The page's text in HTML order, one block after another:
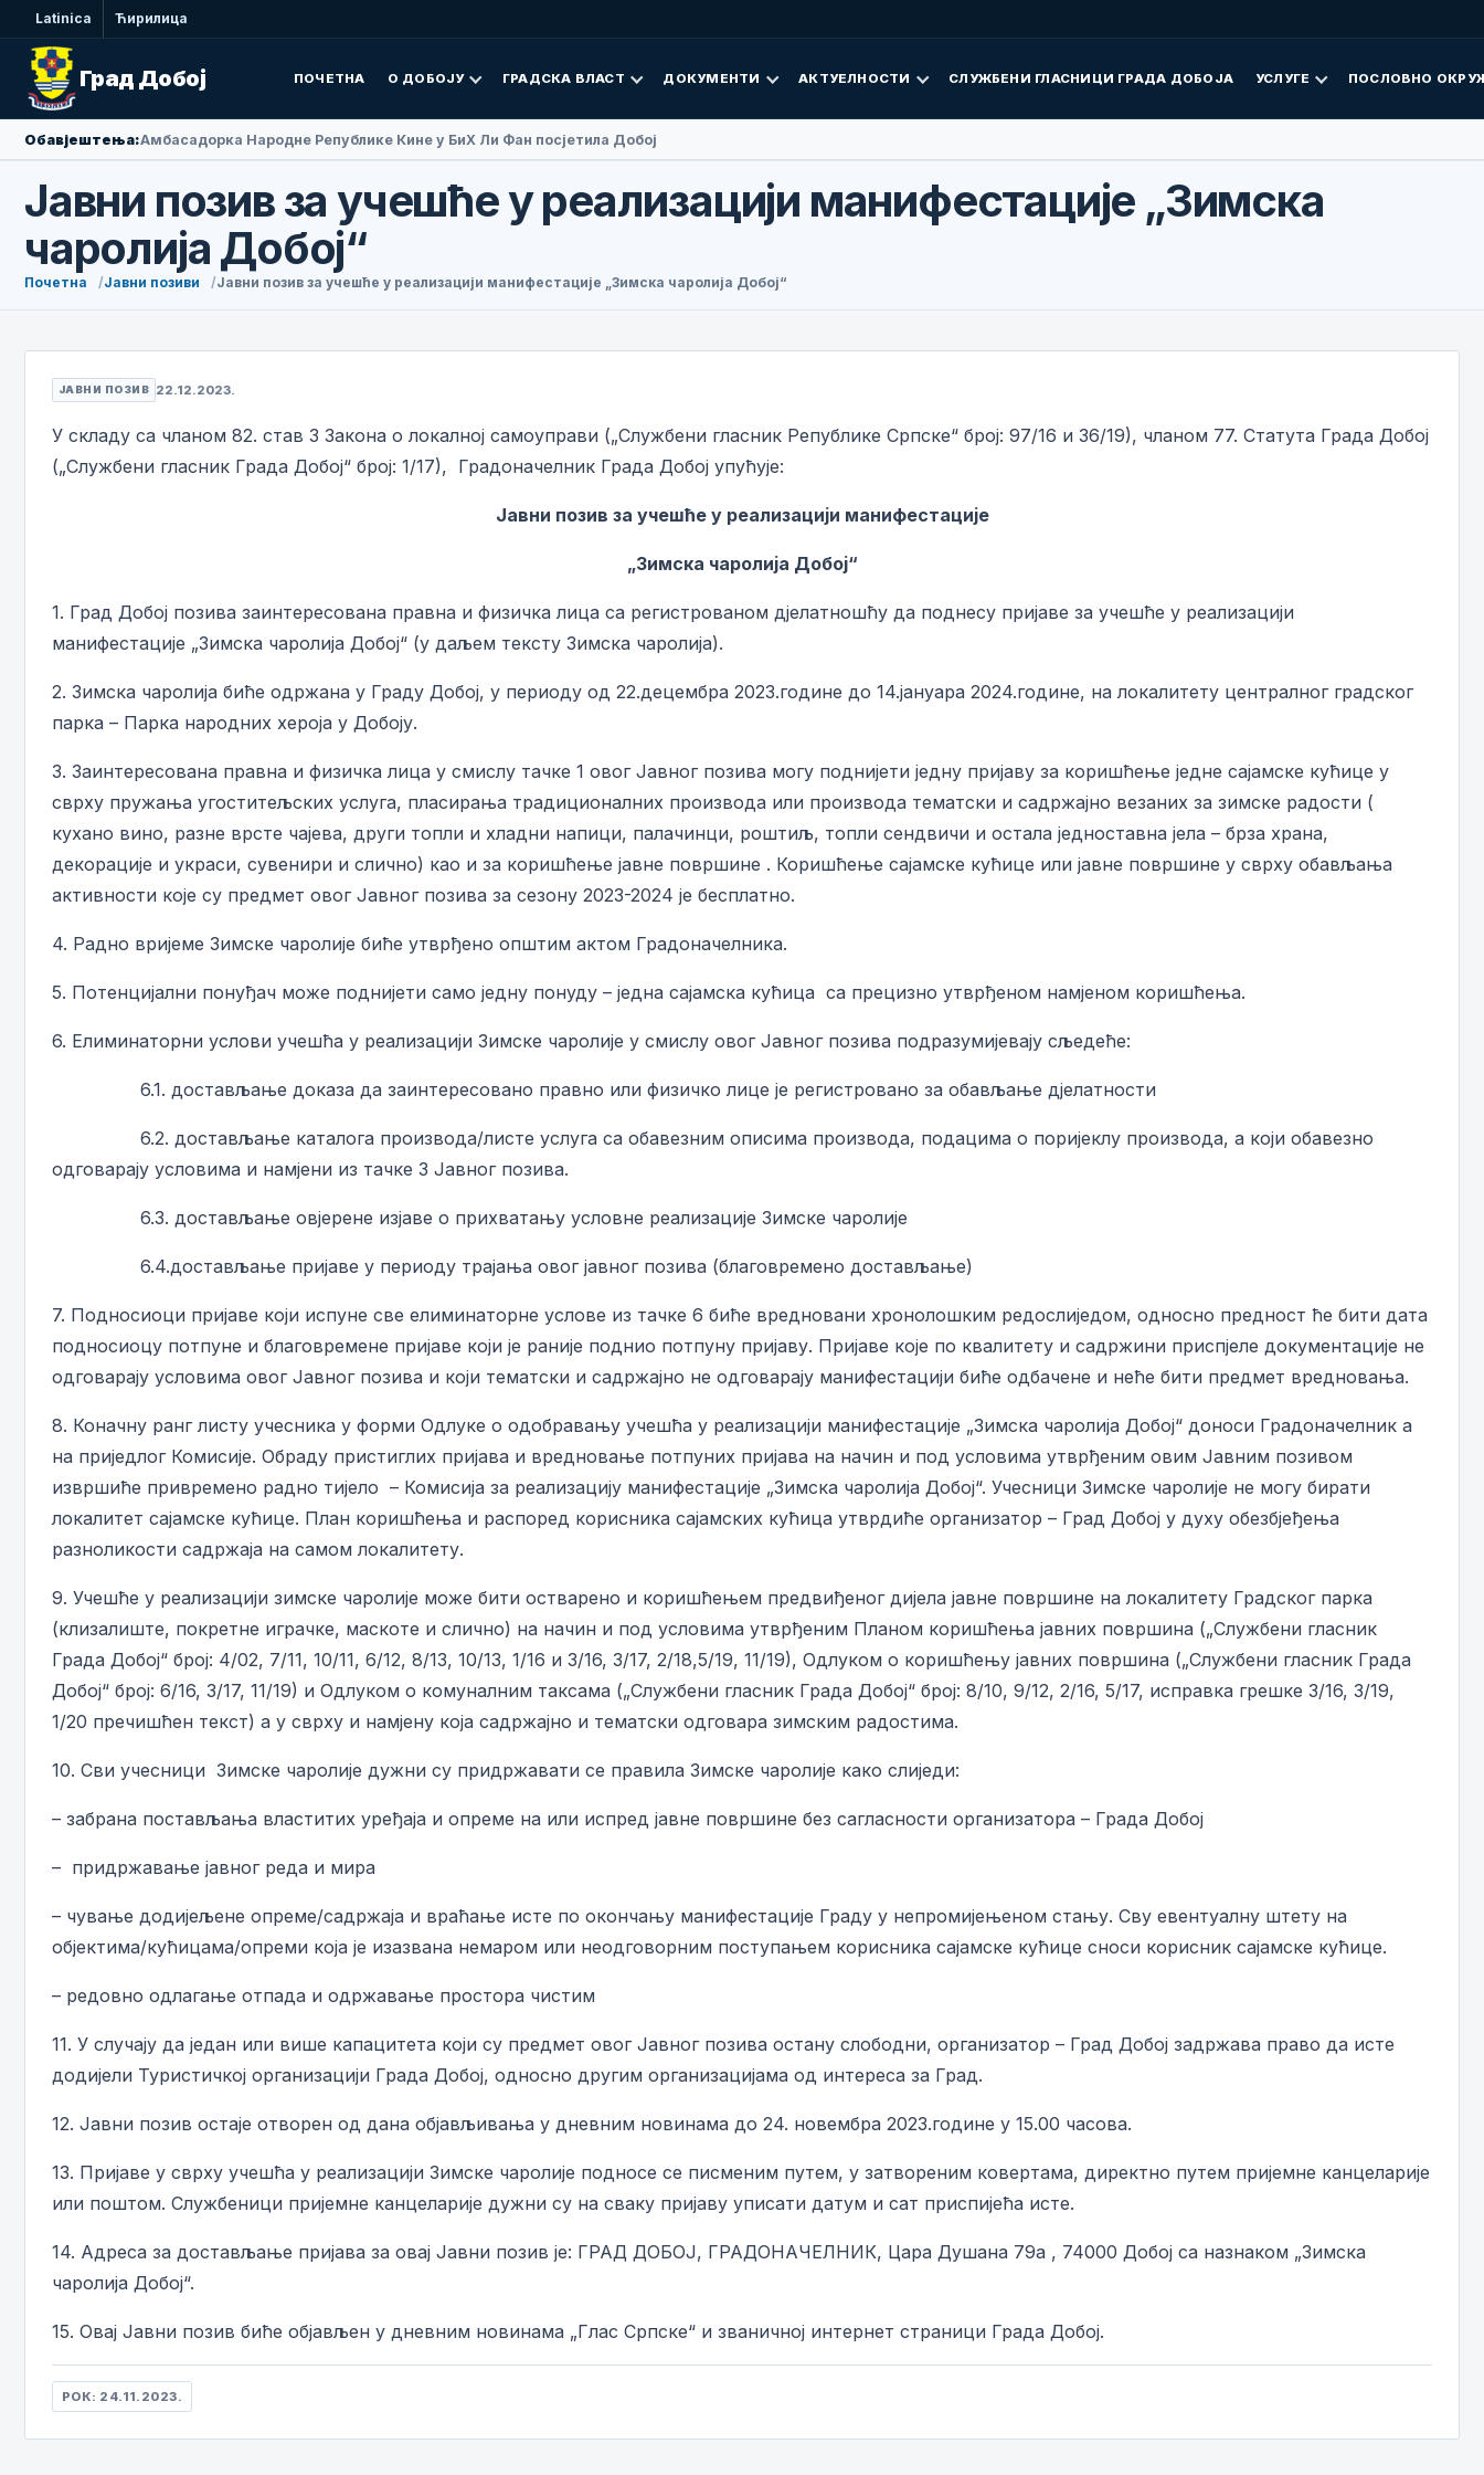
Latinica Ћирилица
Град Добој ПОЧЕТНА О ДОБОЈУ ГРАДСКА ВЛАСТ ДОКУМЕНТИ АКТУЕЛНОСТИ СЛУЖБЕНИ ГЛАСНИЦИ ГРАДА ДОБОЈА УСЛУГЕ ПОСЛОВНО
Обавјештења:Амбасадорка Народне Републике Кине у БиХ Ли Фан посјетила Добој
Јавни позив за учешће у реализацији манифестације „Зимска
чаролија Добој“
Почетна Јавни позиви Јавни позив за учешће у реализацији манифестације „Зимска чаролија Добој“
ЈАВНИ ПОЗИВ 22.12.2023.
У складу са чланом 82. став 3 Закона о локалној самоуправи („Службени гласник Републике Српске“ број: 97/16 и 36/19), чланом 77. Статута Града Добој
(„Службени гласник Града Добој“ број: 1/17), Градоначелник Града Добој упућује:
Јавни позив за учешће у реализацији манифестације
„Зимска чаролија Добој“
1. Град Добој позива заинтересована правна и физичка лица са регистрованом дјелатношћу да поднесу пријаве за учешће у реализацији
манифестације „Зимска чаролија Добој“ (у даљем тексту Зимска чаролија).
2. Зимска чаролија биће одржана у Граду Добој, у периоду од 22.децембра 2023.године до 14.јануара 2024.године, на локалитету централног градског
парка – Парка народних хероја у Добоју.
3. Заинтересована правна и физичка лица у смислу тачке 1 овог Јавног позива могу поднијети једну пријаву за коришћење једне сајамске кућице у
сврху пружања угоститељских услуга, пласирања традиционалних производа или производа тематски и садржајно везаних за зимске радости (
кухано вино, разне врсте чајева, други топли и хладни напици, палачинци, роштиљ, топли сендвичи и остала једноставна јела – брза храна,
декорације и украси, сувенири и слично) као и за коришћење јавне површине . Коришћење сајамске кућице или јавне површине у сврху обављања
активности које су предмет овог Јавног позива за сезону 2023-2024 је бесплатно.
4. Радно вријеме Зимске чаролије биће утврђено општим актом Градоначелника.
5. Потенцијални понуђач може поднијети само једну понуду – једна сајамска кућица са прецизно утврђеном намјеном коришћења.
6. Елиминаторни услови учешћа у реализацији Зимске чаролије у смислу овог Јавног позива подразумијевају сљедеће:
6.1. достављање доказа да заинтересовано правно или физичко лице је регистровано за обављање дјелатности
6.2. достављање каталога производа/листе услуга са обавезним описима производа, подацима о поријеклу производа, а који обавезно
одговарају условима и намјени из тачке 3 Јавног позива.
6.3. достављање овјерене изјаве о прихватању условне реализације Зимске чаролије
6.4.достављање пријаве у периоду трајања овог јавног позива (благовремено достављање)
7. Подносиоци пријаве који испуне све елиминаторне услове из тачке 6 биће вредновани хронолошким редослиједом, односно предност ће бити дата
подносиоцу потпуне и благовремене пријаве који је раније поднио потпуну пријаву. Пријаве које по квалитету и садржини приспјеле документације не
одговарају условима овог Јавног позива и који тематски и садржајно не одговарају манифестацији биће одбачене и неће бити предмет вредновања.
8. Коначну ранг листу учесника у форми Одлуке о одобравању учешћа у реализацији манифестације „Зимска чаролија Добој“ доноси Градоначелник а
на приједлог Комисије. Обраду пристиглих пријава и вредновање потпуних пријава на начин и под условима утврђеним овим Јавним позивом
извршиће привремено радно тијело – Комисија за реализацију манифестације „Зимска чаролија Добој“. Учесници Зимске чаролије не могу бирати
локалитет сајамске кућице. План коришћења и распоред корисника сајамских кућица утврдиће организатор – Град Добој у духу обезбјеђења
разноликости садржаја на самом локалитету.
9. Учешће у реализацији зимске чаролије може бити остварено и коришћењем предвиђеног дијела јавне површине на локалитету Градског парка
(клизалиште, покретне играчке, маскоте и слично) на начин и под условима утврђеним Планом коришћења јавних површина („Службени гласник
Града Добој“ број: 4/02, 7/11, 10/11, 6/12, 8/13, 10/13, 1/16 и 3/16, 3/17, 2/18,5/19, 11/19), Одлуком о коришћењу јавних површина („Службени гласник Града
Добој“ број: 6/16, 3/17, 11/19) и Одлуком о комуналним таксама („Службени гласник Града Добој“ број: 8/10, 9/12, 2/16, 5/17, исправка грешке 3/16, 3/19,
1/20 пречишћен текст) а у сврху и намјену која садржајно и тематски одговара зимским радостима.
10. Сви учесници Зимске чаролије дужни су придржавати се правила Зимске чаролије како слиједи:
– забрана постављања властитих уређаја и опреме на или испред јавне површине без сагласности организатора – Града Добој
– придржавање јавног реда и мира
– чување додијељене опреме/садржаја и враћање исте по окончању манифестације Граду у непромијењеном стању. Сву евентуалну штету на
објектима/кућицама/опреми која је изазвана немаром или неодговорним поступањем корисника сајамске кућице сноси корисник сајамске кућице.
– редовно одлагање отпада и одржавање простора чистим
11. У случају да један или више капацитета који су предмет овог Јавног позива остану слободни, организатор – Град Добој задржава право да исте
додијели Туристичкој организацији Града Добој, односно другим организацијама од интереса за Град.
12. Јавни позив остаје отворен од дана објављивања у дневним новинама до 24. новембра 2023.године у 15.00 часова.
13. Пријаве у сврху учешћа у реализацији Зимске чаролије подносе се писменим путем, у затвореним ковертама, директно путем пријемне канцеларије
или поштом. Службеници пријемне канцеларије дужни су на сваку пријаву уписати датум и сат приспијећа исте.
14. Адреса за достављање пријава за овај Јавни позив је: ГРАД ДОБОЈ, ГРАДОНАЧЕЛНИК, Цара Душана 79а , 74000 Добој са назнаком „Зимска
чаролија Добој“.
15. Овај Јавни позив биће објављен у дневним новинама „Глас Српске“ и званичној интернет страници Града Добој.
РОК: 24.11.2023.